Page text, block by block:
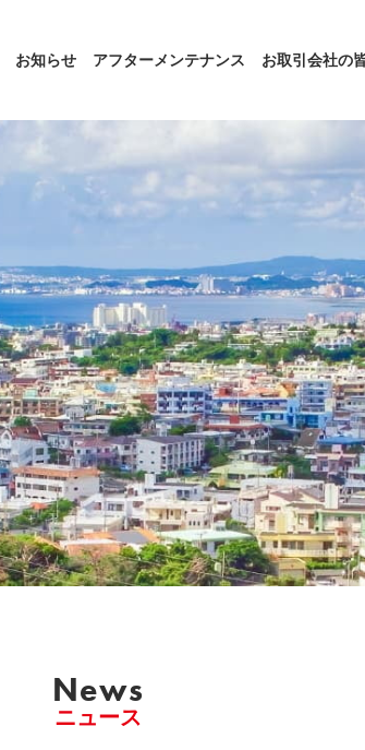
お知らせ アフターメンテナンス お取引会社の
News
ニュース